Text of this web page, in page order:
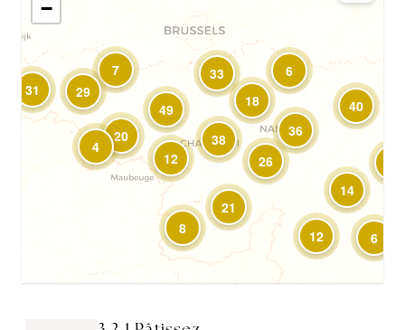
38
7
6
12
31
8
21
18
4
12
29
33
14
6
26
49
40
20
36
−